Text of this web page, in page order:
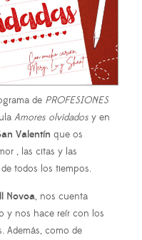
de PROFESIONES
Amores olvidados y en
Valentín que os
, las citas y las
todos los tiempos.
Novoa, nos cuenta
y nos hace reír con los
Además, como de